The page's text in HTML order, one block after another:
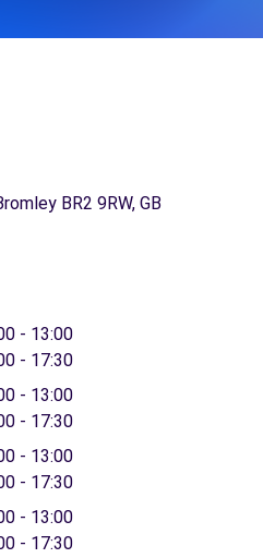
BR2 9RW, GB
- 13:00
- 17:30
- 13:00
- 17:30
- 13:00
- 17:30
- 13:00
- 17:30